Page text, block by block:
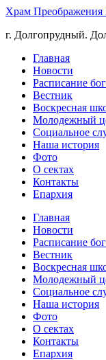
Храм Преображения
г. Долгопрудный.
Главная
Новости
Расписание
Вестник
Воскресная
Молодежный
Социальное
Наша история
Фото
О сектах
Контакты
Епархия
Главная
Новости
Расписание
Вестник
Воскресная
Молодежный
Социальное
Наша история
Фото
О сектах
Контакты
Епархия